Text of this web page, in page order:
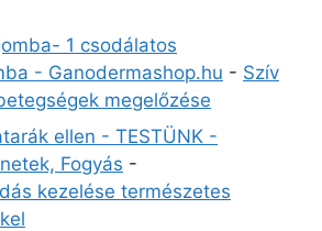
1 csodálatos
- Ganodermashop.hu - Szív
megelőzése
ellen - TESTÜNK -
Fogyás -
kezelése természetes